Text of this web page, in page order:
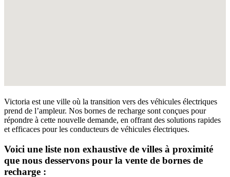
Victoria est une ville où la transition vers des véhicules électriques
prend de l’ampleur. Nos bornes de recharge sont conçues pour
répondre à cette nouvelle demande, en offrant des solutions rapides
et efficaces pour les conducteurs de véhicules électriques.
Voici une liste non exhaustive de villes à proximité
que nous desservons pour la vente de bornes de
recharge :